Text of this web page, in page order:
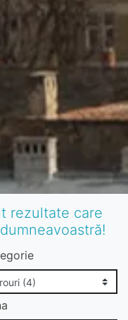
rezultate care